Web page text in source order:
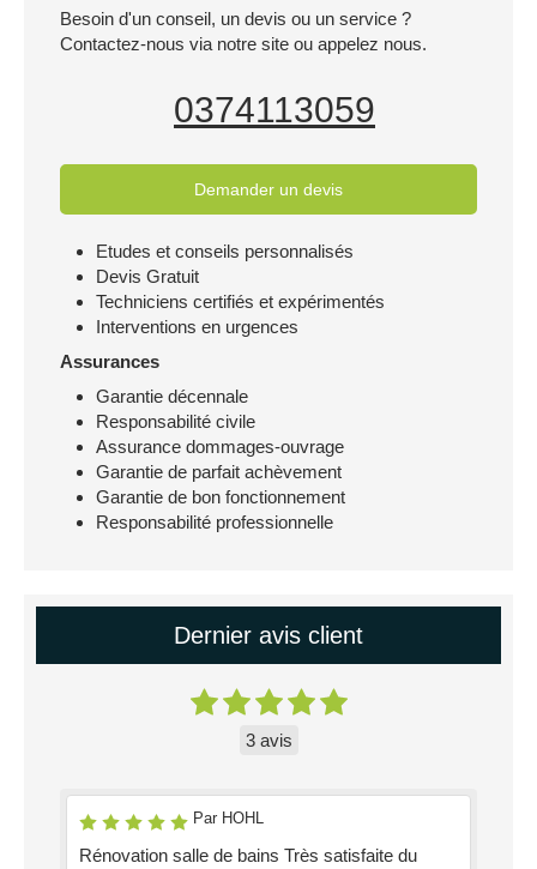
Besoin d'un conseil, un devis ou un service ?
Contactez-nous via notre site ou appelez nous.
0374113059
Demander un devis
Etudes et conseils personnalisés
Devis Gratuit
Techniciens certifiés et expérimentés
Interventions en urgences
Assurances
Garantie décennale
Responsabilité civile
Assurance dommages-ouvrage
Garantie de parfait achèvement
Garantie de bon fonctionnement
Responsabilité professionnelle
Dernier avis client
3 avis
Par HOHL
Rénovation salle de bains Très satisfaite du